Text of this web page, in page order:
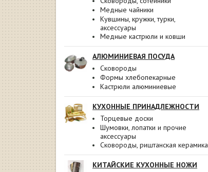
Медные чайники
Кувшины, кружки, турки,
аксессуары
Медные кастрюли и ковши
АЛЮМИНИЕВАЯ ПОСУДА
Сковороды
Формы хлебопекарные
Кастрюли алюминиевые
КУХОННЫЕ ПРИНАДЛЕЖНОСТИ
Торцевые доски
Шумовки, лопатки и прочие
аксессуары
Сковороды, риштанская керамика
КИТАЙСКИЕ КУХОННЫЕ НОЖИ